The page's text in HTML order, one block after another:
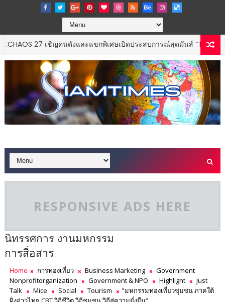
นดังและแขกพิเศษเปิดประสบการณ์สุดมันส์ “THE CODECHAOS
RESPONSIVE ADS HERE
นิทรรศการ งานมหกรรม
การสื่อสาร
Home การท่องเที่ยว Business Marketing
Government
Nonprofitorganization
Government & NPO Highlight
Just
Talk
Mice Social Tourism
"มหกรรมท่องเที่ยวชุมชน ภาคใต้